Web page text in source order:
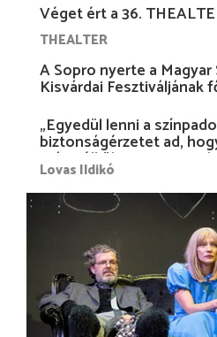
Véget ért a 36.
THEALTER
A Sopro nyerte a Magyar
Kisvárdai Fesztiváljának
„Egyedül lenni a
biztonságérzetet ad,
más nélkül is
Lovas Ildikó